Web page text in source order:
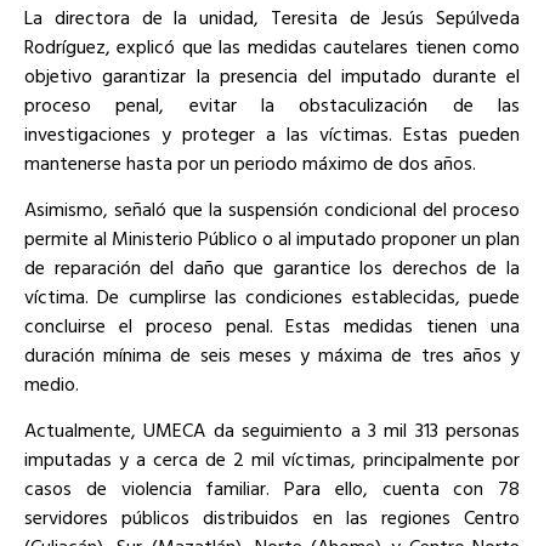
La directora de la unidad, Teresita de Jesús Sepúlveda
Rodríguez, explicó que las medidas cautelares tienen como
objetivo garantizar la presencia del imputado durante el
proceso penal, evitar la obstaculización de las
investigaciones y proteger a las víctimas. Estas pueden
mantenerse hasta por un periodo máximo de dos años.
Asimismo, señaló que la suspensión condicional del proceso
permite al Ministerio Público o al imputado proponer un plan
de reparación del daño que garantice los derechos de la
víctima. De cumplirse las condiciones establecidas, puede
concluirse el proceso penal. Estas medidas tienen una
duración mínima de seis meses y máxima de tres años y
medio.
Actualmente, UMECA da seguimiento a 3 mil 313 personas
imputadas y a cerca de 2 mil víctimas, principalmente por
casos de violencia familiar. Para ello, cuenta con 78
servidores públicos distribuidos en las regiones Centro